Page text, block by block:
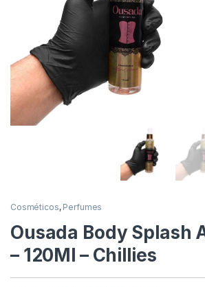
Cosméticos, Perfumes
Ousada Body Splash
– 120Ml – Chillies